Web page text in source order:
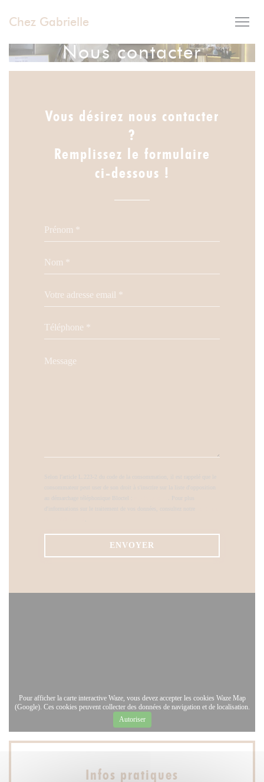
Chez Gabrielle
Nous contacter
Vous désirez nous contacter
?
Remplissez le formulaire
ci-dessous !
Pour afficher la carte interactive Waze, vous devez accepter les cookies Waze Map
(Google). Ces cookies peuvent collecter des données de navigation et de localisation.
Autoriser
Infos pratiques